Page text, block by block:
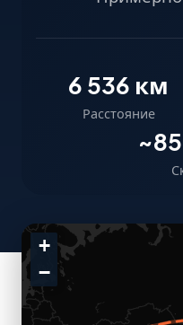
6 536 км
Расстояние
+
−